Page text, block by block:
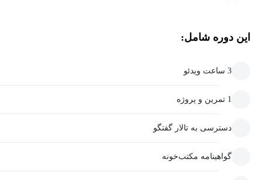
این دوره شامل:
3 ساعت ویدئو
1 تمرین و پروژه
دسترسی به تالار گفتگو
گواهینامه مکتب‌خونه